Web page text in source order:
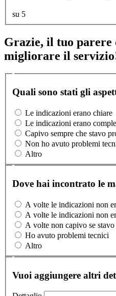
su 5
Grazie, il tuo parere
migliorare il
Quali sono stati gli
Le indicazioni erano chiare
Le indicazioni erano
Capivo sempre che stavo
Non ho avuto problemi
Altro
Dove hai incontrato le
A volte le indicazioni non
A volte le indicazioni non
A volte non capivo se
Ho avuto problemi tecnici
Altro
Vuoi aggiungere altri